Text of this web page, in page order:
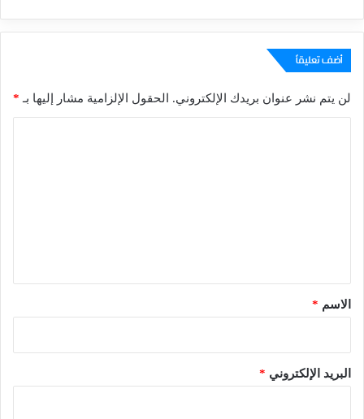
أضف تعليقاً
لن يتم نشر عنوان بريدك الإلكتروني. الحقول الإلزامية مشار إليها بـ *
*الاسم *
البريد الإلكتروني *